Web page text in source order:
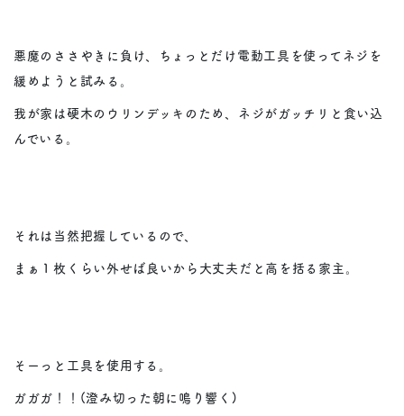
悪魔のささやきに負け、ちょっとだけ電動工具を使ってネジを
緩めようと試みる。
我が家は硬木のウリンデッキのため、ネジがガッチリと食い込
んでいる。
それは当然把握しているので、
まぁ１枚くらい外せば良いから大丈夫だと高を括る家主。
そーっと工具を使用する。
ガガガ！！(澄み切った朝に鳴り響く)